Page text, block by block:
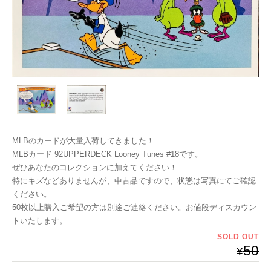
MLBのカードが大量入荷してきました！
MLBカード 92UPPERDECK Looney Tunes #18です。
ぜひあなたのコレクションに加えてください！
特にキズなどありませんが、中古品ですので、状態は写真にてご確認
ください。
50枚以上購入ご希望の方は別途ご連絡ください。お値段ディスカウン
トいたします。
SOLD OUT
¥50